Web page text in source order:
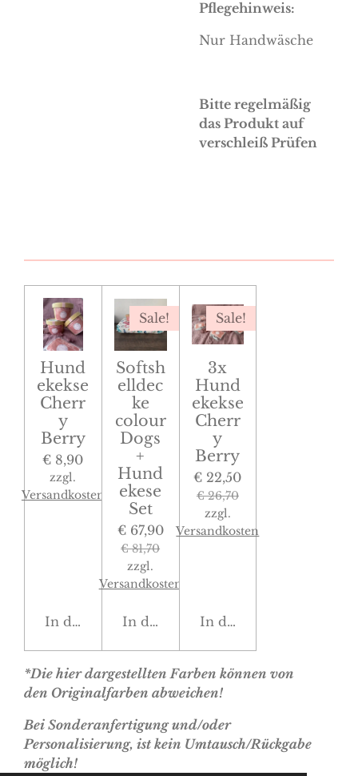
Pflegehinweis:
Nur Handwäsche
Bitte regelmäßig
das Produkt auf
verschleiß Prüfen
Hund
ekekse
Cherr
y
Berry
€ 8,90
zzgl.
Versandkosten
In den Warenkorb
Sale!
Softsh
elldec
ke
colour
Dogs
+
Hund
ekese
Set
€ 67,90
€ 81,70
zzgl.
Versandkosten
In den Warenkorb
Sale!
3x
Hund
ekekse
Cherr
y
Berry
€ 22,50
€ 26,70
zzgl.
Versandkosten
In den Warenkorb
*Die hier dargestellten Farben können von
den Originalfarben abweichen!
Bei Sonderanfertigung und/oder
Personalisierung, ist kein Umtausch/Rückgabe
möglich!